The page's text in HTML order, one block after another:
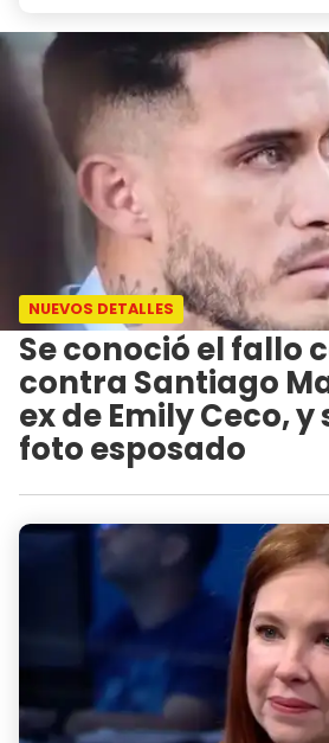
NUEVOS DETALLES
Se conoció el fallo
contra Santiago
ex de Emily Ceco,
foto esposado